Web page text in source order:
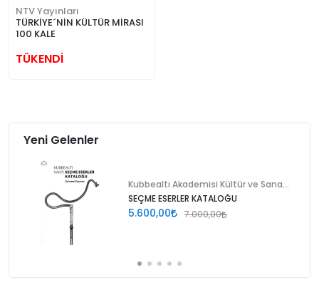
NTV Yayınları
TÜRKİYE´NİN KÜLTÜR MİRASI
100 KALE
TÜKENDİ
Yeni Gelenler
SEÇME ESERLER KATALOĞU
5.600,00 7.000,00